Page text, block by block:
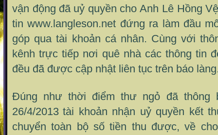
vận động đã uỷ quyền cho Anh Lê Hồng
tin www.langleson.net đứng ra làm đầu
góp qua tài khoản cá nhân. Cùng với
kênh trực tiếp nơi quê nhà các thông tin
đều đã được cập nhật liên tục trên báo
Đúng như thời điểm thư ngỏ đã thông
26/4/2013 tài khoản nhận uỷ quyền kết
chuyển toàn bộ số tiền thu được, về